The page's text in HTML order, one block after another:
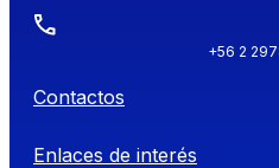
+56 2
Contactos
Enlaces de interés